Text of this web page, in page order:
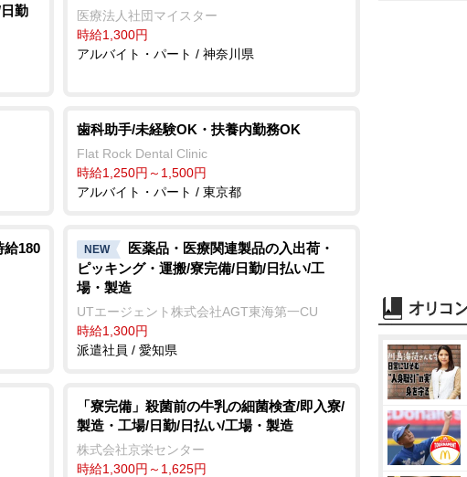
e
勤
医療法人社団マイスター
時給1,300円
アルバイト・パート / 神奈川県
歯科助手/未経験OK・扶養内勤務OK
Flat Rock Dental Clinic
時給1,250円～1,500円
アルバイト・パート / 東京都
給180 NEW
医薬品・医療関連製品の入出荷・
ピッキング・運搬/寮完備/日勤/日払い/工
場・製造
UTエージェント株式会社AGT東海第一CU
時給1,300円
派遣社員 / 愛知県
「寮完備」殺菌前の牛乳の細菌検査/即入寮/
製造・工場/日勤/日払い/工場・製造
株式会社京栄センター
時給1,300円～1,625円